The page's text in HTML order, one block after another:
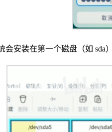
会安装在第一个磁盘（如 sda